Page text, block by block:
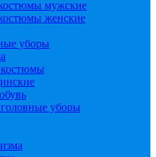
мужские
женские
уборы
уборы